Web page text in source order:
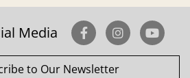
Media
to Our Newsletter